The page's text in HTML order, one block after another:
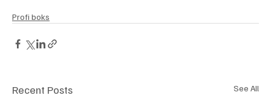
Profi boks
Recent Posts See All